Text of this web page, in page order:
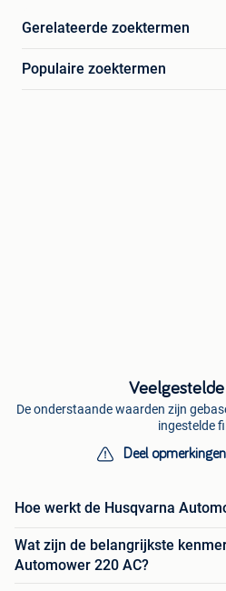
Gerelateerde zoektermen
Populaire zoektermen
De onderstaande waarden zijn
ingestelde
Deel
Hoe werkt de Husqvarna
Wat zijn de belangrijkste
Automower 220 AC?